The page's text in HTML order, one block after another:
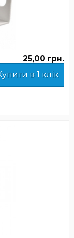
25,00 грн.
в 1 клік